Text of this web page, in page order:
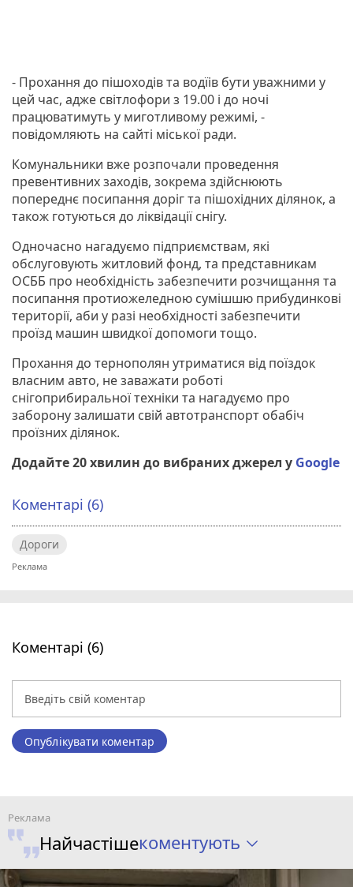
- Прохання до пішоходів та водїів бути уважними у
цей час, адже світлофори з 19.00 і до ночі
працюватимуть у миготливому режимі, -
повідомляють на сайті міської ради.
Комунальники вже розпочали проведення
превентивних заходів, зокрема здійснюють
попереднє посипання доріг та пішохідних ділянок, а
також готуються до ліквідації снігу.
Одночасно нагадуємо підприємствам, які
обслуговують житловий фонд, та представникам
ОСББ про необхідність забезпечити розчищання та
посипання протиожеледною сумішшю прибудинкові
території, аби у разі необхідності забезпечити
проїзд машин швидкої допомоги тощо.
Прохання до тернополян утриматися від поїздок
власним авто, не заважати роботі
снігоприбиральної техніки та нагадуємо про
заборону залишати свій автотранспорт обабіч
проїзних ділянок.
Додайте 20 хвилин до вибраних джерел у Google
Коментарі (6)
Дороги
Коментарі (6)
Опублікувати коментар
Найчастішекоментують